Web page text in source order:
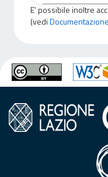
E' possibile inoltre
(vedi